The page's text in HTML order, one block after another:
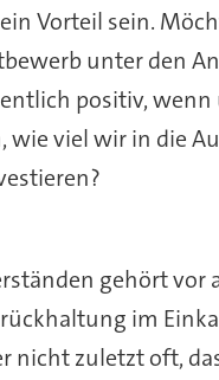
Vorteil sein.
unter den
positiv, wenn
wie viel wir in die
gehört vor
im
nicht zuletzt oft,